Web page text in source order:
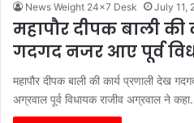
News Weight 24x7 Desk July 11,
महापौर दीपक बाली की
गदगद नजर आए पूर्व
महापौर दीपक बाली की कार्य प्रणाली देख
अग्रवाल पूर्व विधायक राजीव अग्रवाल ने